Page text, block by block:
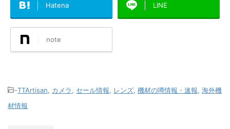
Hatena LINE
note
-TTArtisan カメラ セール情報 レンズ 機材の噂情報・速報 海外機
材情報